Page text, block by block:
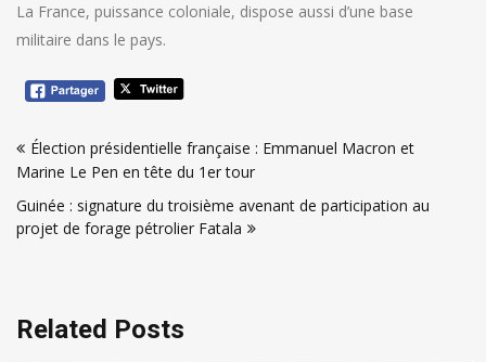
La France, puissance coloniale, dispose aussi d’une base
militaire dans le pays.
de
l’article
Élection présidentielle française : Emmanuel Macron et
Marine Le Pen en tête du 1er tour
Guinée : signature du troisième avenant de participation au
projet de forage pétrolier Fatala
Related Posts